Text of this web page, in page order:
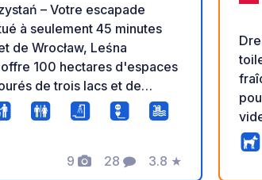
– Votre escapade
de Wrocław, Leśna
100 hectares d'espaces
de trois lacs et de
forêts, un cadre idéal pour
la détente. Nous
de matériel nautique :
9
Photos
28
Commentaires
3.8
Note
★
2